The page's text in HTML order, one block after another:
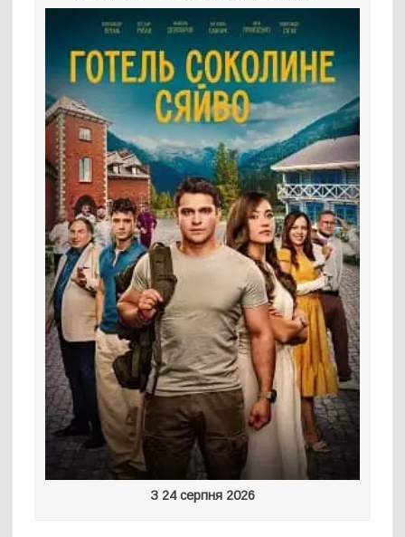
З 24 серпня 2026